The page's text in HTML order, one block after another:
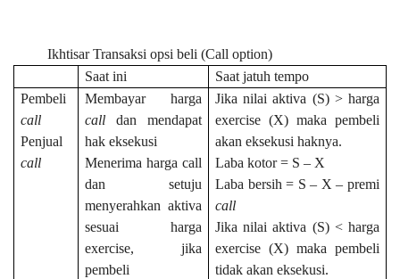
Ikhtisar Transaksi opsi beli (Call option)
Saat ini
Saat jatuh tempo
Pembeli
call
Penjual
call
Membayar harga
call dan mendapat
hak eksekusi
Menerima harga call
dan setuju
menyerahkan aktiva
sesuai harga
exercise, jika
pembeli
Jika nilai aktiva (S) > harga
exercise (X) maka pembeli
akan eksekusi haknya.
Laba kotor = S – X
Laba bersih = S – X – premi
call
Jika nilai aktiva (S) < harga
exercise (X) maka pembeli
tidak akan eksekusi.